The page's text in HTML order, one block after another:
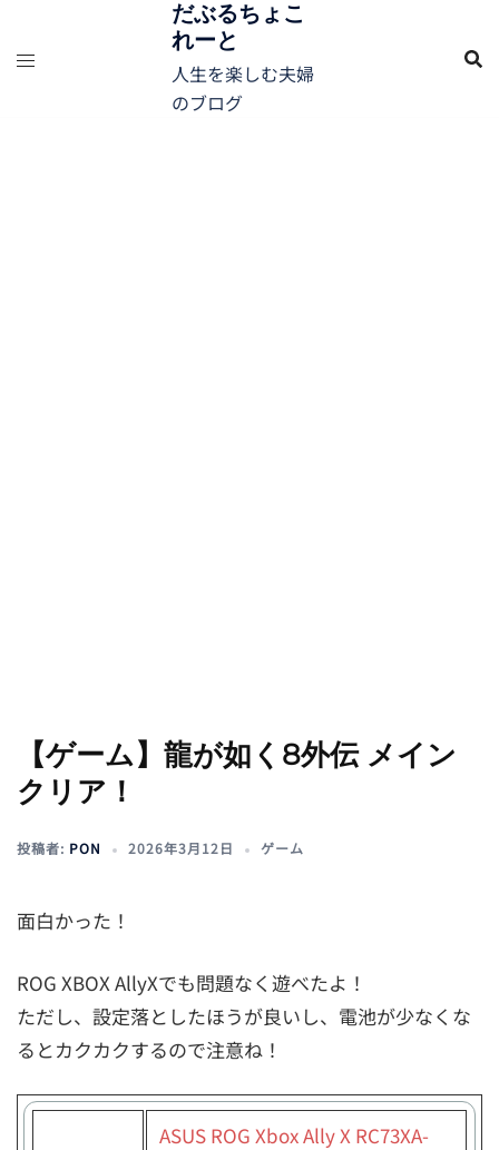
だぶるちょこ
れーと
人生を楽しむ夫婦
のブログ
【ゲーム】龍が如く8外伝 メイン
クリア！
投稿者: PON 2026年3月12日 ゲーム
面白かった！
ROG XBOX AllyXでも問題なく遊べたよ！
ただし、設定落としたほうが良いし、電池が少なくな
るとカクカクするので注意ね！
ASUS ROG Xbox Ally X RC73XA-